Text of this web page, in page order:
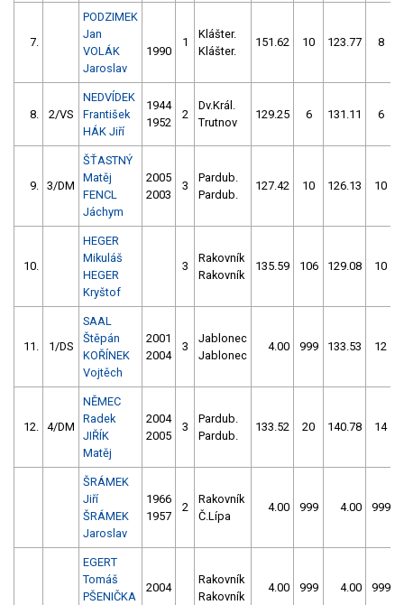
7.
PODZIMEK
Jan
VOLÁK
Jaroslav
1990
1
Klášter.
Klášter.
151.62 10 123.77 8
8. 2/VS
NEDVÍDEK
František
HÁK Jiří
1944
1952
2
Dv.Král.
Trutnov
129.25 6 131.11 6
9. 3/DM
ŠŤASTNÝ
Matěj
FENCL
Jáchym
2005
2003
3
Pardub.
Pardub.
127.42 10 126.13 10
10.
HEGER
Mikuláš
HEGER
Kryštof
3
Rakovník
Rakovník
135.59 106 129.08 10
11. 1/DS
SAAL
Štěpán
KOŘÍNEK
Vojtěch
2001
2004
3
Jablonec
Jablonec
4.00 999 133.53 12
12. 4/DM
NĚMEC
Radek
JIŘÍK
Matěj
2004
2005
3
Pardub.
Pardub.
133.52 20 140.78 14
ŠRÁMEK
Jiří
ŠRÁMEK
Jaroslav
1966
1957
2
Rakovník
Č.Lípa
4.00 999 4.00 999
EGERT
Tomáš
PŠENIČKA
2004
Rakovník
Rakovník
4.00 999 4.00 999